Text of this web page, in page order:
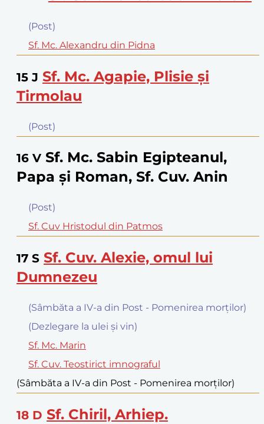
(Post)
Sf. Mc. Alexandru din Pidna
15 J Sf. Mc. Agapie, Plisie şi
Tirmolau
(Post)
16 V Sf. Mc. Sabin Egipteanul,
Papa şi Roman, Sf. Cuv. Anin
(Post)
Sf. Cuv Hristodul din Patmos
17 S Sf. Cuv. Alexie, omul lui
Dumnezeu
(Sâmbăta a IV-a din Post - Pomenirea morților)
(Dezlegare la ulei şi vin)
Sf. Mc. Marin
Sf. Cuv. Teostirict imnograful
(Sâmbăta a IV-a din Post - Pomenirea morților)
18 D Sf. Chiril, Arhiep.